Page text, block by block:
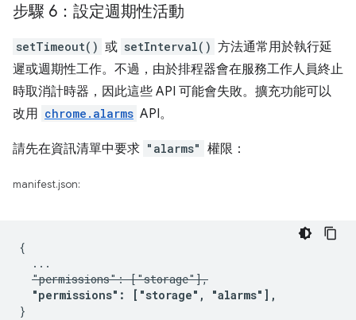
步驟 6：設定週期性活動
setTimeout() 或 setInterval() 方法通常用於執行延
遲或週期性工作。不過，由於排程器會在服務工作人員終止
時取消計時器，因此這些 API 可能會失敗。擴充功能可以
改用 chrome.alarms API。
請先在資訊清單中要求 "alarms" 權限：
manifest.json:
{
  ...
"permissions": ["storage"],
"permissions": ["storage", "alarms"],